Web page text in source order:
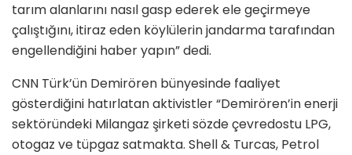
tarım alanlarını nasıl gasp ederek ele geçirmeye
çalıştığını, itiraz eden köylülerin jandarma tarafından
engellendiğini haber yapın” dedi.
CNN Türk’ün Demirören bünyesinde faaliyet
gösterdiğini hatırlatan aktivistler “Demirören’in enerji
sektöründeki Milangaz şirketi sözde çevredostu LPG,
otogaz ve tüpgaz satmakta. Shell & Turcas, Petrol